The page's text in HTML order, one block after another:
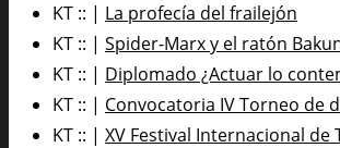
KT :: | La profecía del frailejón
KT :: | Spider-Marx y el ratón
KT :: | Diplomado ¿Actuar lo
KT :: | Convocatoria IV Torneo de
KT :: | XV Festival Internacional de